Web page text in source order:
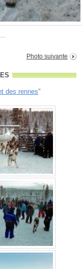
Photo suivante
des rennes"